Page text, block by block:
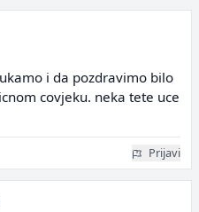
i da pozdravimo bilo
covjeku. neka tete uce
Prijavi